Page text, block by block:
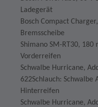
Ladegerät
Bosch Compact
Bremsscheibe
Shimano SM-RT30, 180
Vorderreifen
Schwalbe Hurricane,
622Schlauch: Schwalbe
Hinterreifen
Schwalbe Hurricane,